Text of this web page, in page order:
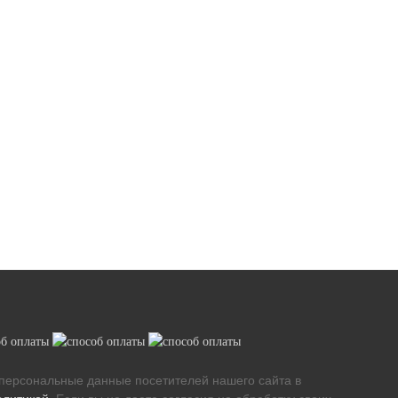
данные посетителей нашего сайта в